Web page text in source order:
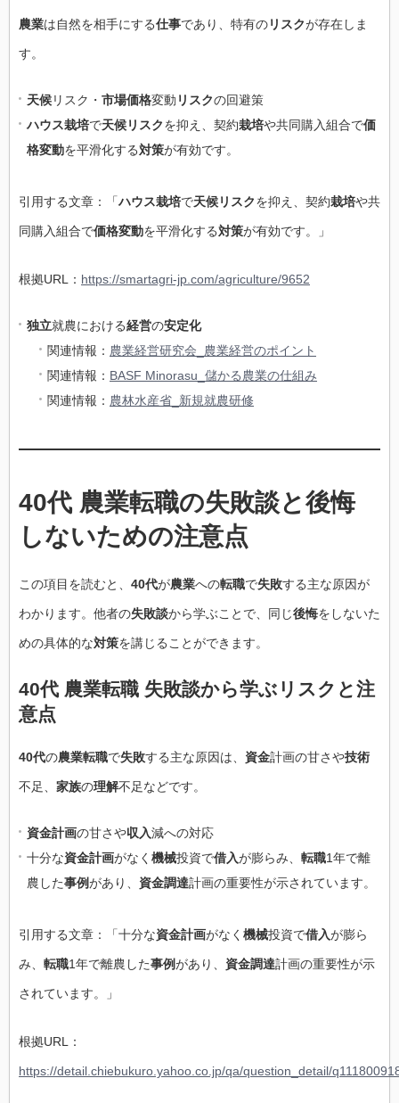
農業は自然を相手にする仕事であり、特有のリスクが存在しま
す。
天候リスク・ 市場価格変動 リスクの回避策
ハウス栽培で天候リスクを抑え、契約栽培や共同購入組合で価
格変動を平滑化する対策が有効です。
引用する文章：「ハウス栽培で天候リスクを抑え、契約栽培や共
同購入組合で価格変動を平滑化する対策が有効です。」
根拠URL： https://smartagri-jp.com/agriculture/9652
独立就農における経営の安定化
関連情報： 農業経営研究会_農業経営のポイント
関連情報： BASF Minorasu_儲かる農業の仕組み
関連情報： 農林水産省_新規就農研修
40代 農業転職の失敗談と後悔
しないための注意点
この項目を読むと、 40代が農業への転職で失敗する主な原因が
わかります。他者の失敗談から学ぶことで、同じ後悔をしないた
めの具体的な対策を講じることができます。
40代 農業転職 失敗談から学ぶリスクと注
意点
40代の農業転職で失敗する主な原因は、 資金計画の甘さや技術
不足、 家族の理解不足などです。
資金計画の甘さや収入減への対応
十分な資金計画がなく 機械投資で借入が膨らみ、 転職1年で離
農した事例があり、 資金調達計画の重要性が示されています。
引用する文章：「十分な資金計画がなく 機械投資で借入が膨ら
み、 転職1年で離農した事例があり、 資金調達計画の重要性が示
されています。」
根拠URL：
https://detail.chiebukuro.yahoo.co.jp/qa/question_detail/